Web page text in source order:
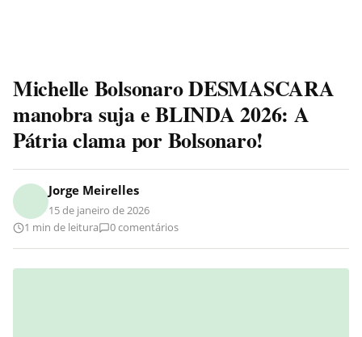
Michelle Bolsonaro DESMASCARA
manobra suja e BLINDA 2026: A
Pátria clama por Bolsonaro!
Jorge Meirelles
15 de janeiro de 2026
1 min de leitura
0 comentários